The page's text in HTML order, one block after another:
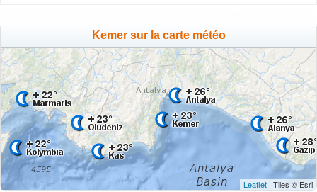
Kemer sur la carte météo
Leaflet | Tiles © Esri